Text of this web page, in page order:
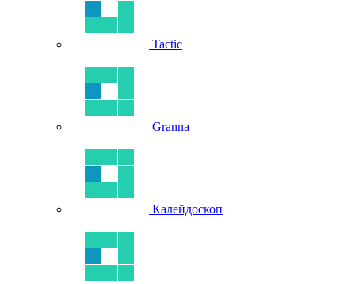
Tactic
Granna
Калейдоскоп